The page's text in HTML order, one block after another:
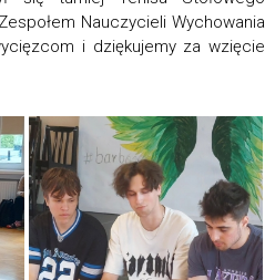
Nauczycieli Wychowania
i dziękujemy za wzięcie